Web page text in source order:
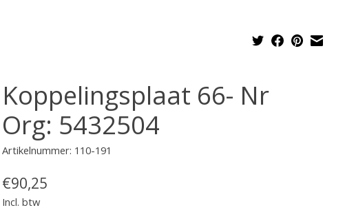
Koppelingsplaat 66- Nr
Org: 5432504
Artikelnummer: 110-191
€90,25
Incl. btw